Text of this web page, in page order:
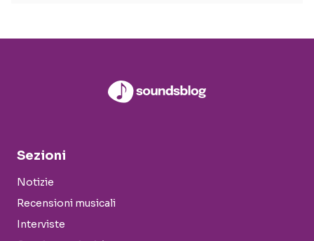
Sezioni
Notizie
Recensioni musicali
Interviste